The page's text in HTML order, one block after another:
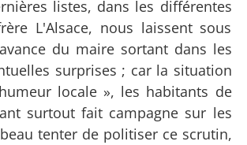
listes, dans les différentes
L'Alsace, nous laissent sous
du maire sortant dans les
surprises ; car la situation
locale », les habitants de
surtout fait campagne sur les
tenter de politiser ce scrutin,